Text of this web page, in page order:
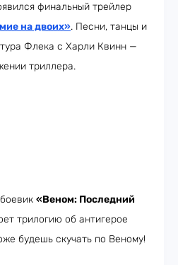
финальный трейлер
на двоих». Песни, танцы и
Флека с Харли Квинн —
триллера.
«Веном: Последний
трилогию об антигерое
будешь скучать по Веному!